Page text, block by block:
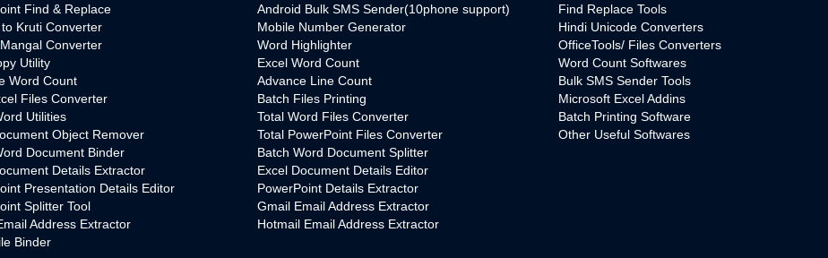
Find & Replace
Kruti Converter
Converter
Utility
Word Count
Files Converter
Utilities
Object Remover
Document Binder
Details Extractor
Presentation Details Editor
Splitter Tool
Address Extractor
Binder
Android Bulk SMS Sender(10phone support)
Mobile Number Generator
Word Highlighter
Excel Word Count
Advance Line Count
Batch Files Printing
Total Word Files Converter
Total PowerPoint Files Converter
Batch Word Document Splitter
Excel Document Details Editor
PowerPoint Details Extractor
Gmail Email Address Extractor
Hotmail Email Address Extractor
Find Replace Tools
Hindi Unicode Converters
OfficeTools/ Files Converters
Word Count Softwares
Bulk SMS Sender Tools
Microsoft Excel Addins
Batch Printing Software
Other Useful Softwares